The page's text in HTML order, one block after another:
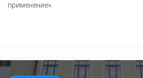
применение».